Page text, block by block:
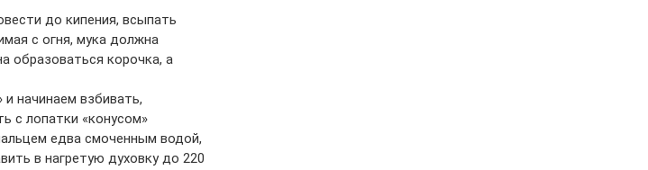
до кипения, всыпать
с огня, мука должна
образоваться корочка, а
начинаем взбивать,
с лопатки «конусом»
едва смоченным водой,
в нагретую духовку до 220